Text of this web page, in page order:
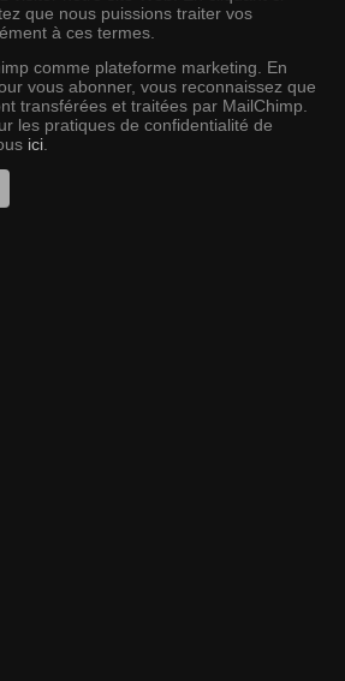
que nous puissions traiter vos
à ces termes.
comme plateforme marketing. En
vous abonner, vous reconnaissez que
transférées et traitées par MailChimp.
les pratiques de confidentialité de
ici.